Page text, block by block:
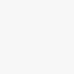
Con el objetivo de
rendimiento de tu